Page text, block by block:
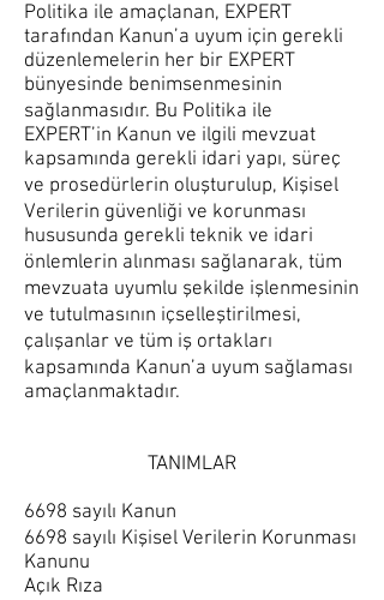
Politika ile amaçlanan, EXPERT
tarafından Kanun’a uyum için gerekli
düzenlemelerin her bir EXPERT
bünyesinde benimsenmesinin
sağlanmasıdır. Bu Politika ile
EXPERT’in Kanun ve ilgili mevzuat
kapsamında gerekli idari yapı, süreç
ve prosedürlerin oluşturulup, Kişisel
Verilerin güvenliği ve korunması
hususunda gerekli teknik ve idari
önlemlerin alınması sağlanarak, tüm
mevzuata uyumlu şekilde işlenmesinin
ve tutulmasının içselleştirilmesi,
çalışanlar ve tüm iş ortakları
kapsamında Kanun’a uyum sağlaması
amaçlanmaktadır.
TANIMLAR
6698 sayılı Kanun
6698 sayılı Kişisel Verilerin Korunması
Kanunu
Açık Rıza